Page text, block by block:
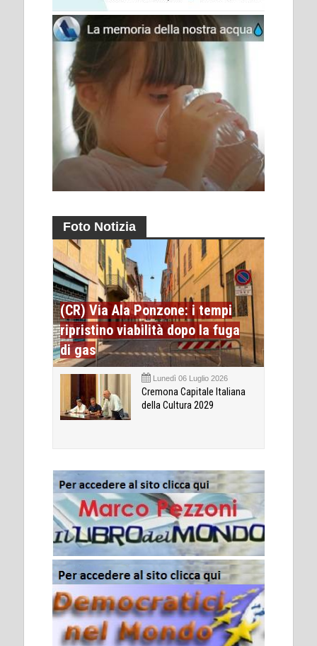
Foto Notizia
(CR) Via Ala Ponzone: i tempi
ripristino viabilità dopo la fuga
di gas
Lunedì 06 Luglio 2026
Cremona Capitale Italiana
della Cultura 2029